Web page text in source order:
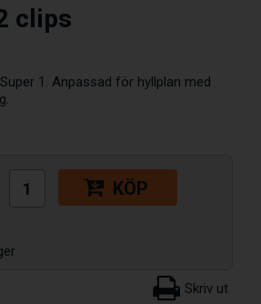
clips
1. Anpassad för hyllplan med
KÖP